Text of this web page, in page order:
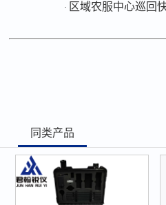
· 区域农服中心巡回
同类产品